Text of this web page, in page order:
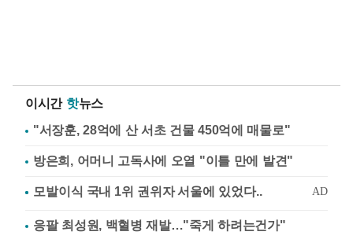
이시간 핫뉴스
"서장훈, 28억에 산 서초 건물 450억에 매물로"
방은희, 어머니 고독사에 오열 "이틀 만에 발견"
응팔 최성원, 백혈병 재발…"죽게 하려는건가"